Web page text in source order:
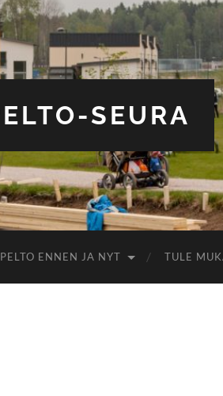
SEURA
ENNEN JA NYT TULE